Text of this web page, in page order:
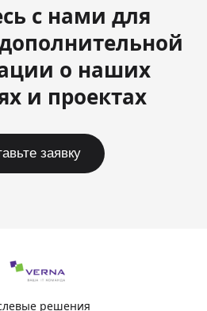
с нами для
о наших
и проектах
заявку
решения